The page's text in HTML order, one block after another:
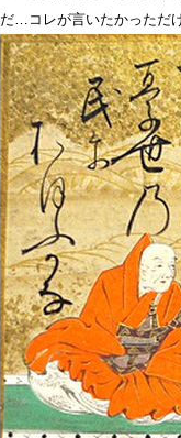
だ…コレが言いたかっただ